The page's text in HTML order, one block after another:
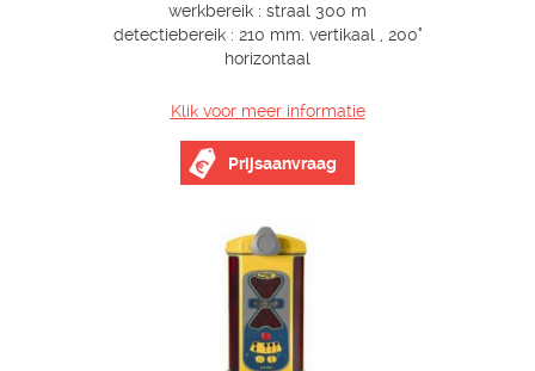
werkbereik : straal 300 m
detectiebereik : 210 mm. vertikaal , 200°
horizontaal
Klik voor meer informatie
Prijsaanvraag